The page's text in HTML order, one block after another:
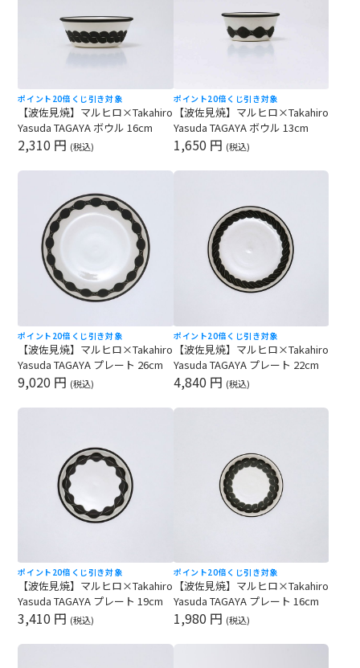
ポイント20倍 くじ引き対象
【波佐見焼】マルヒロ×Takahiro
Yasuda TAGAYA ボウル 16cm
2,310 円 (税込)
ポイント20倍 くじ引き対象
【波佐見焼】マルヒロ×Takahiro
Yasuda TAGAYA ボウル 13cm
1,650 円 (税込)
ポイント20倍 くじ引き対象
【波佐見焼】マルヒロ×Takahiro
Yasuda TAGAYA プレート 26cm
9,020 円 (税込)
ポイント20倍 くじ引き対象
【波佐見焼】マルヒロ×Takahiro
Yasuda TAGAYA プレート 22cm
4,840 円 (税込)
ポイント20倍 くじ引き対象
【波佐見焼】マルヒロ×Takahiro
Yasuda TAGAYA プレート 19cm
3,410 円 (税込)
ポイント20倍 くじ引き対象
【波佐見焼】マルヒロ×Takahiro
Yasuda TAGAYA プレート 16cm
1,980 円 (税込)